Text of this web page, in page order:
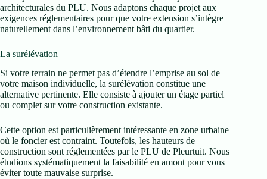
architecturales du PLU. Nous adaptons chaque projet aux
exigences réglementaires pour que votre extension s’intègre
naturellement dans l’environnement bâti du quartier.
La surélévation
Si votre terrain ne permet pas d’étendre l’emprise au sol de
votre maison individuelle, la surélévation constitue une
alternative pertinente. Elle consiste à ajouter un étage partiel
ou complet sur votre construction existante.
Cette option est particulièrement intéressante en zone urbaine
où le foncier est contraint. Toutefois, les hauteurs de
construction sont réglementées par le PLU de Pleurtuit. Nous
étudions systématiquement la faisabilité en amont pour vous
éviter toute mauvaise surprise.